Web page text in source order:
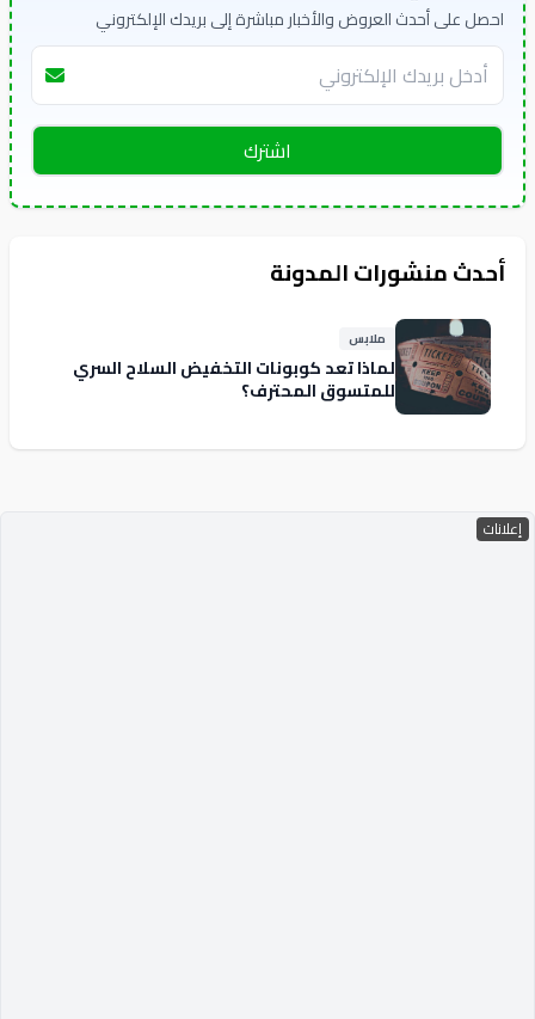
احصل على أحدث العروض والأخبار مباشرة إلى بريدك الإلكتروني
اشترك
أحدث منشورات المدونة
ملابس
لماذا تعد كوبونات التخفيض السلاح السري
للمتسوق المحترف؟
إعلانات